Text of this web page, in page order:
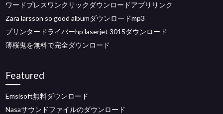
ワードプレスワンクリックダウンロードアプリリンク
Zara larsson so good albumダウンロードmp3
プリンタードライバーhp laserjet 3015ダウンロード
薄桜鬼を無料で完全ダウンロード
Featured
Emsisoft無料ダウンロード
Nasaサウンドファイルのダウンロード